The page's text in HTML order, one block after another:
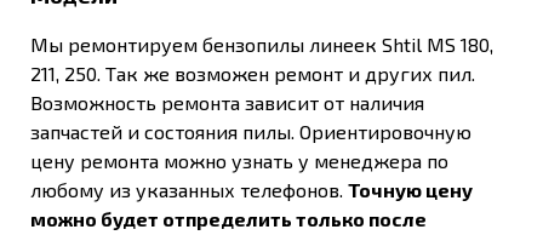
Мы ремонтируем бензопилы линеек Shtil MS 180,
211, 250. Так же возможен ремонт и других пил.
Возможность ремонта зависит от наличия
запчастей и состояния пилы. Ориентировочную
цену ремонта можно узнать у менеджера по
любому из указанных телефонов. Точную цену
можно будет отпределить только после